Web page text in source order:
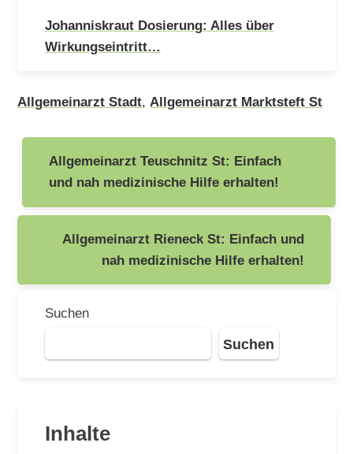
Johanniskraut Dosierung: Alles über
Wirkungseintritt…
Allgemeinarzt Stadt, Allgemeinarzt Marktsteft St
Beitragsnavigation
Allgemeinarzt Teuschnitz St: Einfach
und nah medizinische Hilfe erhalten!
Allgemeinarzt Rieneck St: Einfach und
nah medizinische Hilfe erhalten!
Suchen
Suchen
Inhalte